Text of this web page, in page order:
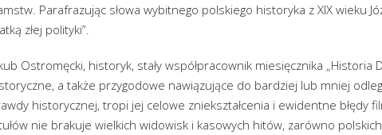
Parafrazując słowa wybitnego polskiego historyka z XIX wieku
złej polityki”.
Ostromęcki, historyk, stały współpracownik miesięcznika „Historia
a także przygodowe nawiązujące do bardziej lub mniej
historycznej, tropi jej celowe zniekształcenia i ewidentne błędy
nie brakuje wielkich widowisk i kasowych hitów, zarówno polskich,